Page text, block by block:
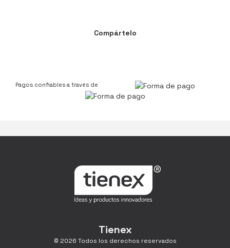
Compártelo
Pagos confiables a través de
Tienex
© 2026 Todos los derechos reservados